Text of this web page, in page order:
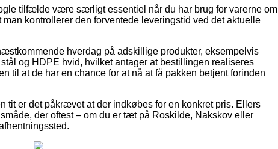
tilfælde være særligt essentiel når du har brug for varerne om
kontrollerer den forventede leveringstid ved det aktuelle
hverdag på adskillige produkter, eksempelvis
og HDPE hvid, hvilket antager at bestillingen realiseres
til at de har en chance for at nå at få pakken betjent forinden
tit er det påkrævet at der indkøbes for en konkret pris. Ellers
der oftest – om du er tæt på Roskilde, Nakskov eller